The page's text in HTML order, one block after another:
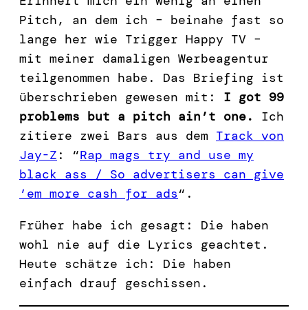
Pitch, an dem ich – beinahe fast so
lange her wie Trigger Happy TV –
mit meiner damaligen Werbeagentur
teilgenommen habe. Das Briefing ist
überschrieben gewesen mit: I got 99
problems but a pitch ain’t one. Ich
zitiere zwei Bars aus dem Track von
Jay-Z : “Rap mags try and use my
black ass / So advertisers can give
’em more cash for ads“.
Früher habe ich gesagt: Die haben
wohl nie auf die Lyrics geachtet.
Heute schätze ich: Die haben
einfach drauf geschissen.